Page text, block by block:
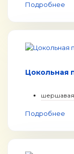
Подробнее
Цокольная
шершавая
Подробнее